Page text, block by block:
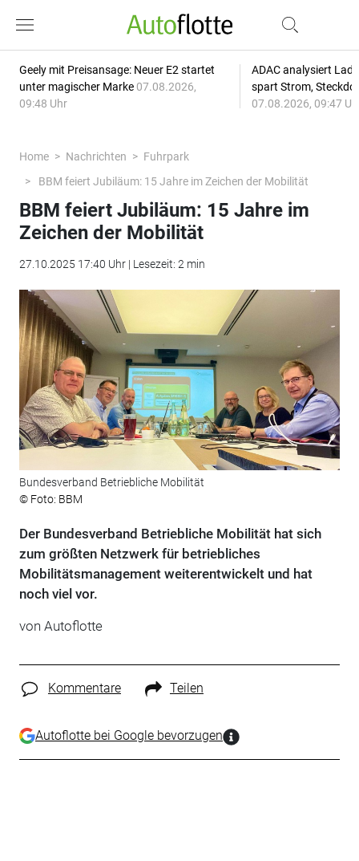
Geely mit Preisansage: Neuer E2 startet
unter magischer Marke 07.08.2026,
09:48 Uhr
ADAC analysiert
spart Strom,
07.08.2026, 09:47
Home Nachrichten
Fuhrpark
BBM feiert Jubiläum: 15 Jahre im Zeichen der Mobilität
BBM feiert Jubiläum: 15 Jahre im
Zeichen der Mobilität
27.10.2025 17:40 Uhr | Lesezeit: 2 min
Bundesverband Betriebliche Mobilität
© Foto: BBM
Der Bundesverband Betriebliche Mobilität hat sich
zum größten Netzwerk für betriebliches
Mobilitätsmanagement weiterentwickelt und hat
noch viel vor.
von Autoflotte
Kommentare Teilen
Autoflotte bei Google bevorzugen